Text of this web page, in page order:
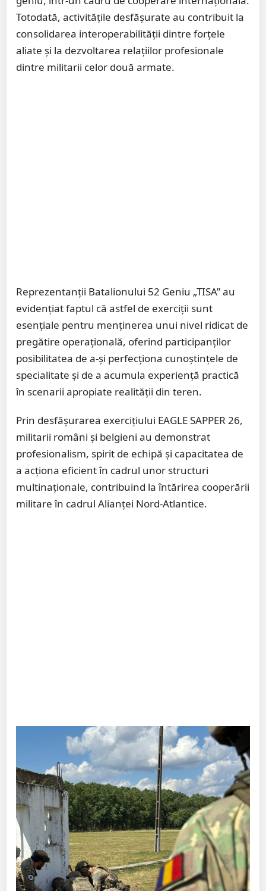
Totodată, activitățile desfășurate au contribuit la
consolidarea interoperabilității dintre forțele
aliate și la dezvoltarea relațiilor profesionale
dintre militarii celor două armate.
Reprezentanții Batalionului 52 Geniu „TISA” au
evidențiat faptul că astfel de exerciții sunt
esențiale pentru menținerea unui nivel ridicat de
pregătire operațională, oferind participanților
posibilitatea de a-și perfecționa cunoștințele de
specialitate și de a acumula experiență practică
în scenarii apropiate realității din teren.
Prin desfășurarea exercițiului EAGLE SAPPER 26,
militarii români și belgieni au demonstrat
profesionalism, spirit de echipă și capacitatea de
a acționa eficient în cadrul unor structuri
multinaționale, contribuind la întărirea cooperării
militare în cadrul Alianței Nord-Atlantice.